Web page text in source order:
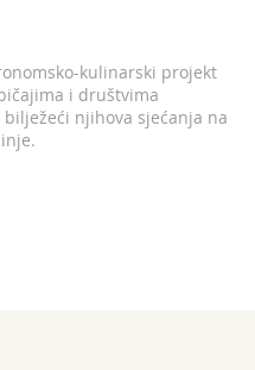
kulinarski projekt
i društvima
njihova sjećanja na